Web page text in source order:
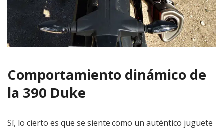
Comportamiento dinámico de
la 390 Duke
Sí, lo cierto es que se siente como un auténtico juguete